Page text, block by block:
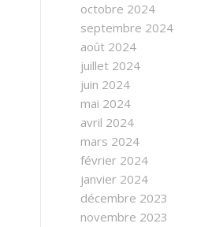
octobre 2024
septembre 2024
août 2024
juillet 2024
juin 2024
mai 2024
avril 2024
mars 2024
février 2024
janvier 2024
décembre 2023
novembre 2023